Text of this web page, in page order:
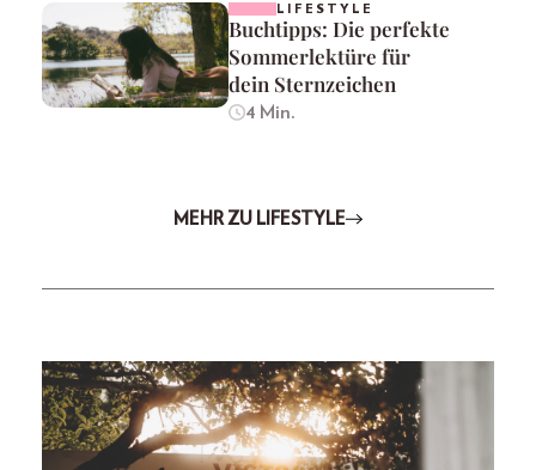
LIFESTYLE
Buchtipps: Die perfekte
Sommerlektüre für
dein Sternzeichen
4 Min.
MEHR ZU LIFESTYLE